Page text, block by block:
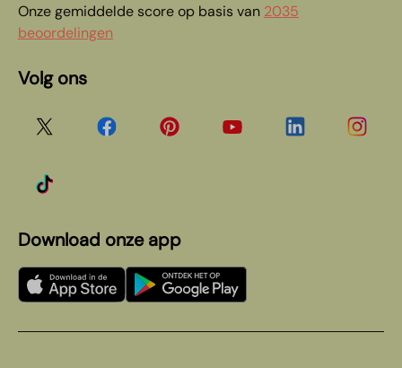
Onze gemiddelde score op basis van 2035
beoordelingen
Volg ons
Download onze app